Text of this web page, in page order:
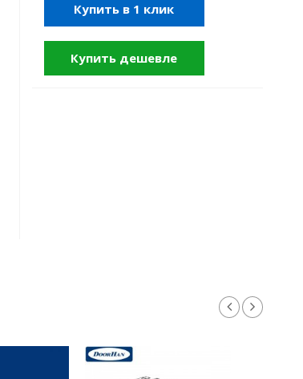
Купить в 1 клик
Купить дешевле